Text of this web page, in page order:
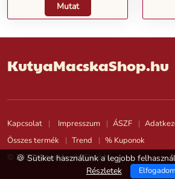
Mutat
KutyaMacskaShop.hu
Kapcsolat Impresszum ÁSZF
Összes termék
Trend
% Kuponok
© 2026 KutyaMacskaShop.hu
🍪 Sütiket használunk a legjobb
Részletek
Elfogadom